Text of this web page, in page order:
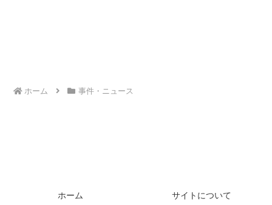
ホーム 事件・ニュース
ホーム サイトについて